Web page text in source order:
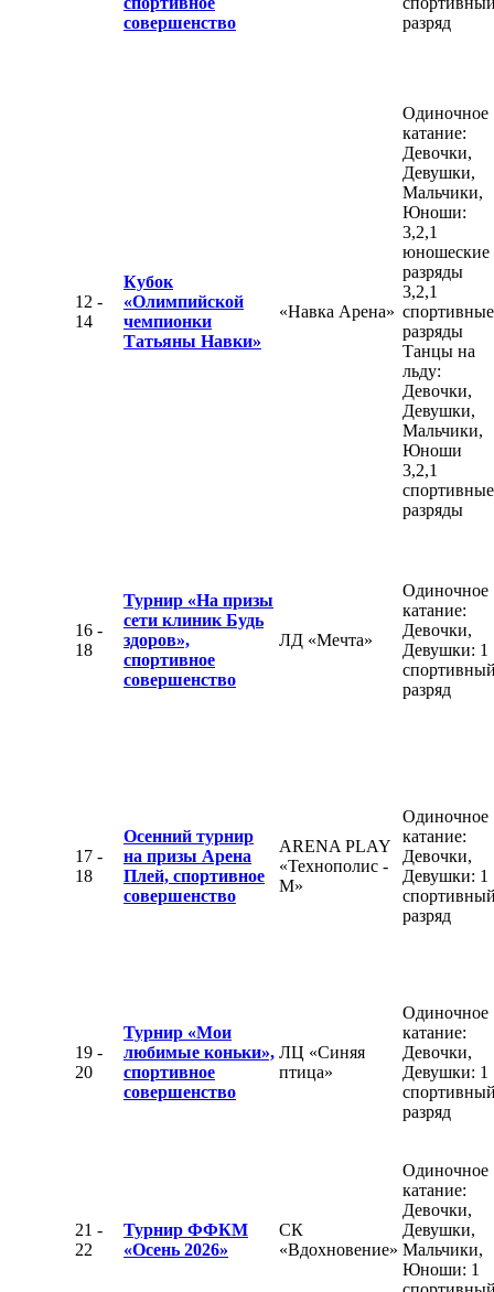
совершенство
разряд
12 -
14
Кубок
«Олимпийской
чемпионки
Татьяны Навки»
«Навка Арена»
Одиночное
катание:
Девочки,
Девушки,
Мальчики,
Юноши:
3,2,1
юношеские
разряды
3,2,1
спортивные
разряды
Танцы на
льду:
Девочки,
Девушки,
Мальчики,
Юноши
3,2,1
спортивные
разряды
16 -
18
Турнир «На призы
сети клиник Будь
здоров»,
спортивное
совершенство
ЛД «Мечта»
Одиночное
катание:
Девочки,
Девушки: 1
разряд
17 -
18
Осенний турнир
на призы Арена
Плей, спортивное
совершенство
ARENA PLAY
«Технополис -
М»
Одиночное
катание:
Девочки,
Девушки: 1
разряд
19 -
20
Турнир «Мои
любимые коньки»,
спортивное
совершенство
ЛЦ «Синяя
птица»
Одиночное
катание:
Девочки,
Девушки: 1
разряд
21 -
22
Турнир ФФКМ
«Осень 2026»
СК
«Вдохновение»
Одиночное
катание:
Девочки,
Девушки,
Мальчики,
Юноши: 1